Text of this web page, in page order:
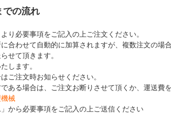
での流れ
り必要事項をご記入の上ご注文ください。
合わせて自動的に加算されますが、複数注文の場
せて頂きます。
します。
ご注文時お知らせください。
ある場合は、ご注文お断りさせて頂くか、運送費
械
から必要事項をご記入の上ご送信ください